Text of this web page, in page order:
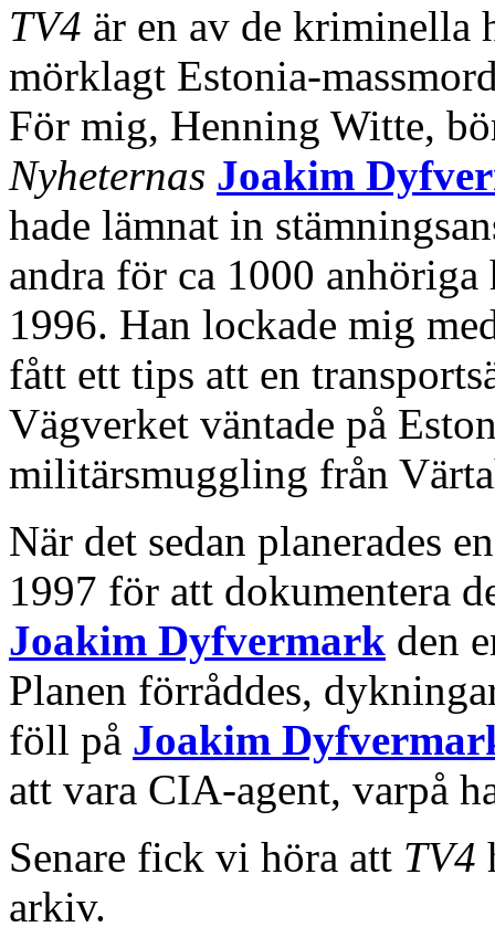
TV4 är en av de kriminella
mörklagt Estonia-
För mig, Henning Witte,
Nyheternas Joakim
hade lämnat in
andra för ca 1000
1996. Han lockade mig
fått ett tips att en
Vägverket väntade på
militärsmuggling från
När det sedan planerades
1997 för att dokumentera
Joakim Dyfvermark den
Planen förråddes,
föll på Joakim
att vara CIA-agent, varpå
Senare fick vi höra att TV4
arkiv.